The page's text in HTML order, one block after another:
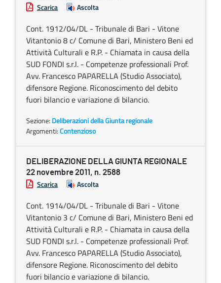
Scarica Ascolta
Cont. 1912/04/DL - Tribunale di Bari - Vitone
Vitantonio 8 c/ Comune di Bari, Ministero Beni ed
Attività Culturali e R.P. - Chiamata in causa della
SUD FONDI s.r.l. - Competenze professionali Prof.
Avv. Francesco PAPARELLA (Studio Associato),
difensore Regione. Riconoscimento del debito
fuori bilancio e variazione di bilancio.
Sezione: Deliberazioni della Giunta regionale
Argomenti:Contenzioso
DELIBERAZIONE DELLA GIUNTA REGIONALE
22 novembre 2011, n. 2588
Scarica Ascolta
Cont. 1914/04/DL - Tribunale di Bari - Vitone
Vitantonio 3 c/ Comune di Bari, Ministero Beni ed
Attività Culturali e R.P. - Chiamata in causa della
SUD FONDI s.r.l. - Competenze professionali Prof.
Avv. Francesco PAPARELLA (Studio Associato),
difensore Regione. Riconoscimento del debito
fuori bilancio e variazione di bilancio.